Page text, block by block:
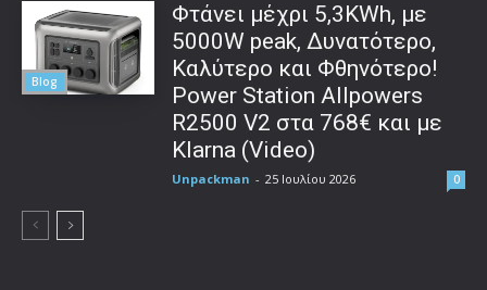
Blog
Φτάνει μέχρι 5,3KWh, με
5000W peak, Δυνατότερο,
Καλύτερο και Φθηνότερο!
Power Station Allpowers
R2500 V2 στα 768€ και με
Klarna (Video)
Unpackman - 25 Ιουλίου 2026 0